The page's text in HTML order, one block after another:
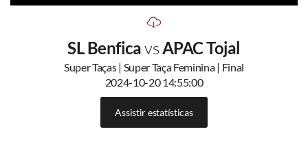
SL BenficavsAPAC Tojal
Super Taças | Super Taça Feminina | Final
2024-10-20 14:55:00
Assistir estatísticas